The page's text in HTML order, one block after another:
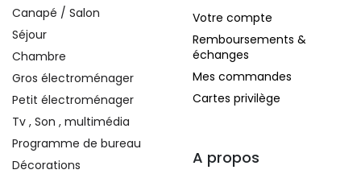
Canapé / Salon
Séjour
Chambre
Gros électroménager
Petit électroménager
Tv , Son , multimédia
Programme de bureau
Décorations
Votre compte
Remboursements &
échanges
Mes commandes
Cartes privilège
A propos